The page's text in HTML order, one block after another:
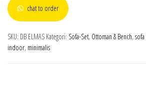
chat to order
SKU: DB ELMAS Kategori: Sofa-Set, Ottoman & Bench,
indoor, minimalis